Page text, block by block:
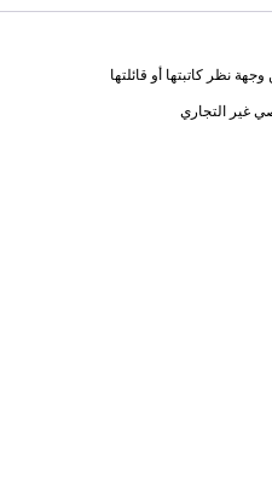
نظر كاتبتها أو قائلتها
غير التجاري